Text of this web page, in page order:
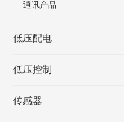
通讯产品
低压配电
低压控制
传感器